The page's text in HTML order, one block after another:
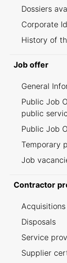
Dossiers
Corporate
History of
Job offer
General
Public Job
public
Public Job
Temporary
Job
Contractor
Acquisitions
Disposals
Service
Supplier